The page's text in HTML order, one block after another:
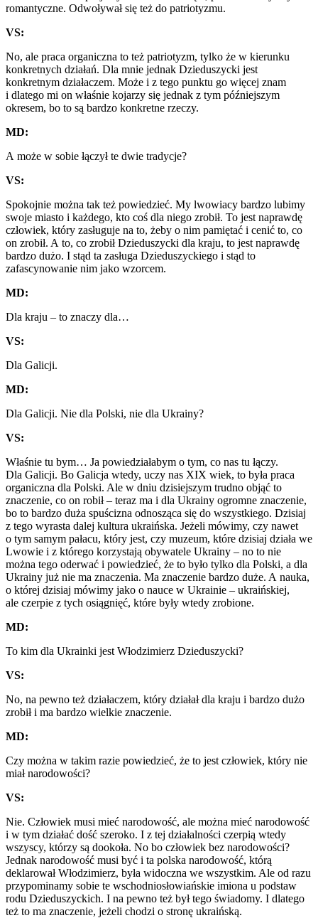
romantyczne. Odwoływał się też do patriotyzmu.
VS:
No, ale praca organiczna to też patriotyzm, tylko że w kierunku
konkretnych działań. Dla mnie jednak Dzieduszycki jest
konkretnym działaczem. Może i z tego punktu go więcej znam
i dlatego mi on właśnie kojarzy się jednak z tym późniejszym
okresem, bo to są bardzo konkretne rzeczy.
MD:
A może w sobie łączył te dwie tradycje?
VS:
Spokojnie można tak też powiedzieć. My lwowiacy bardzo lubimy
swoje miasto i każdego, kto coś dla niego zrobił. To jest naprawdę
człowiek, który zasługuje na to, żeby o nim pamiętać i cenić to, co
on zrobił. A to, co zrobił Dzieduszycki dla kraju, to jest naprawdę
bardzo dużo. I stąd ta zasługa Dzieduszyckiego i stąd to
zafascynowanie nim jako wzorcem.
MD:
Dla kraju – to znaczy dla…
VS:
Dla Galicji.
MD:
Dla Galicji. Nie dla Polski, nie dla Ukrainy?
VS:
Właśnie tu bym… Ja powiedziałabym o tym, co nas tu łączy.
Dla Galicji. Bo Galicja wtedy, uczy nas XIX wiek, to była praca
organiczna dla Polski. Ale w dniu dzisiejszym trudno objąć to
znaczenie, co on robił – teraz ma i dla Ukrainy ogromne znaczenie,
bo to bardzo duża spuścizna odnosząca się do wszystkiego. Dzisiaj
z tego wyrasta dalej kultura ukraińska. Jeżeli mówimy, czy nawet
o tym samym pałacu, który jest, czy muzeum, które dzisiaj działa we
Lwowie i z którego korzystają obywatele Ukrainy – no to nie
można tego oderwać i powiedzieć, że to było tylko dla Polski, a dla
Ukrainy już nie ma znaczenia. Ma znaczenie bardzo duże. A nauka,
o której dzisiaj mówimy jako o nauce w Ukrainie – ukraińskiej,
ale czerpie z tych osiągnięć, które były wtedy zrobione.
MD:
To kim dla Ukrainki jest Włodzimierz Dzieduszycki?
VS:
No, na pewno też działaczem, który działał dla kraju i bardzo dużo
zrobił i ma bardzo wielkie znaczenie.
MD:
Czy można w takim razie powiedzieć, że to jest człowiek, który nie
miał narodowości?
VS:
Nie. Człowiek musi mieć narodowość, ale można mieć narodowość
i w tym działać dość szeroko. I z tej działalności czerpią wtedy
wszyscy, którzy są dookoła. No bo człowiek bez narodowości?
Jednak narodowość musi być i ta polska narodowość, którą
deklarował Włodzimierz, była widoczna we wszystkim. Ale od razu
przypominamy sobie te wschodniosłowiańskie imiona u podstaw
rodu Dzieduszyckich. I na pewno też był tego świadomy. I dlatego
też to ma znaczenie, jeżeli chodzi o stronę ukraińską.